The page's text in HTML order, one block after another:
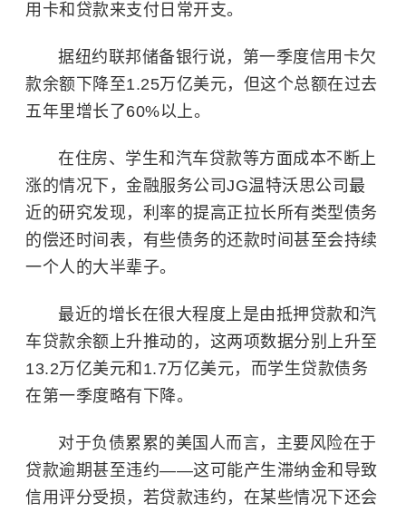
用卡和贷款来支付日常开支。
据纽约联邦储备银行说，第一季度信用卡欠
款余额下降至1.25万亿美元，但这个总额在过去
五年里增长了60%以上。
在住房、学生和汽车贷款等方面成本不断上
涨的情况下，金融服务公司JG温特沃思公司最
近的研究发现，利率的提高正拉长所有类型债务
的偿还时间表，有些债务的还款时间甚至会持续
一个人的大半辈子。
最近的增长在很大程度上是由抵押贷款和汽
车贷款余额上升推动的，这两项数据分别上升至
13.2万亿美元和1.7万亿美元，而学生贷款债务
在第一季度略有下降。
对于负债累累的美国人而言，主要风险在于
贷款逾期甚至违约——这可能产生滞纳金和导致
信用评分受损，若贷款违约，在某些情况下还会